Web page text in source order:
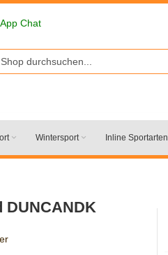
Chat
Wintersport Inline Sportarten
DUNCANDK